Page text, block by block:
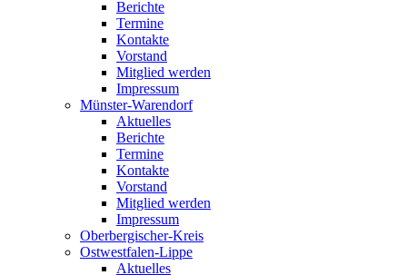
Berichte
Termine
Kontakte
Vorstand
Mitglied werden
Impressum
Münster-Warendorf
Aktuelles
Berichte
Termine
Kontakte
Vorstand
Mitglied werden
Impressum
Oberbergischer-Kreis
Ostwestfalen-Lippe
Aktuelles